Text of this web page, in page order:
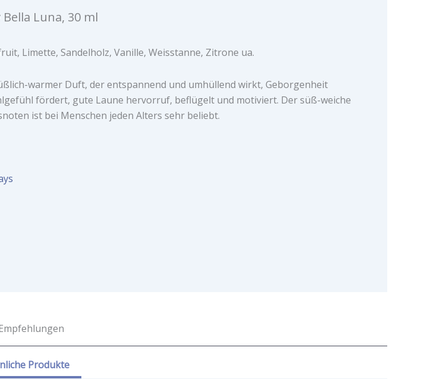
Luna, 30 ml
Limette, Sandelholz, Vanille, Weisstanne, Zitrone ua.
warmer Duft, der entspannend und umhüllend wirkt, Geborgenheit
fördert, gute Laune hervorruf, beflügelt und motiviert. Der süß-weiche
ist bei Menschen jeden Alters sehr beliebt.
Produkte